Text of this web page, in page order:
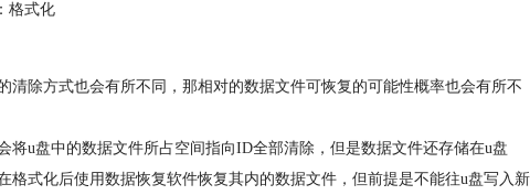
格式化
除方式也会有所不同，那相对的数据文件可恢复的可能性概率也会有所不
u盘中的数据文件所占空间指向ID全部清除，但是数据文件还存储在u盘
式化后使用数据恢复软件恢复其内的数据文件，但前提是不能往u盘写入新